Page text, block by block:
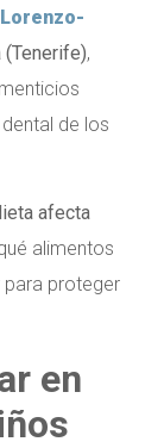
(Tenerife),
de los
afecta
alimentos
para proteger
en